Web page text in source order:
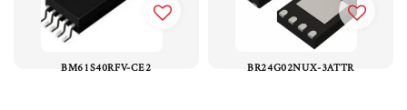
BM61S40RFV-CE2 BR24G02NUX-3ATTR